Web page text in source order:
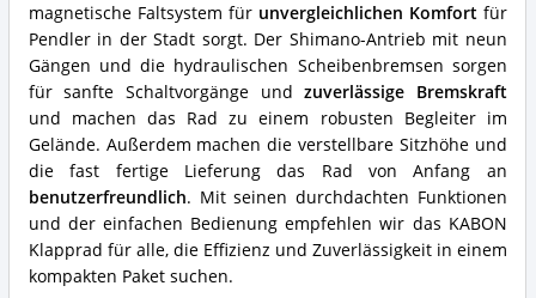
magnetische Faltsystem für unvergleichlichen Komfort für
Pendler in der Stadt sorgt. Der Shimano-Antrieb mit neun
Gängen und die hydraulischen Scheibenbremsen sorgen
für sanfte Schaltvorgänge undzuverlässige Bremskraft
und machen das Rad zu einem robusten Begleiter im
Gelände. Außerdem machen die verstellbare Sitzhöhe und
die fast fertige Lieferung das Rad von Anfang an
benutzerfreundlich. Mit seinen durchdachten Funktionen
und der einfachen Bedienung empfehlen wir das KABON
Klapprad für alle, die Effizienz und Zuverlässigkeit in einem
kompakten Paket suchen.